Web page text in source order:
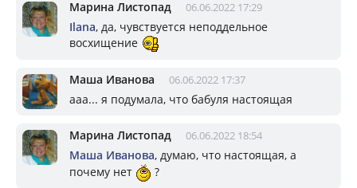
Марина Листопад 06.06.2022 17:29
Ilana, да, чувствуется неподдельное
восхищение
Маша Иванова 06.06.2022 17:37
ааа... я подумала, что бабуля настоящая
Марина Листопад 06.06.2022 18:54
Маша Иванова, думаю, что настоящая, а
почему нет
?